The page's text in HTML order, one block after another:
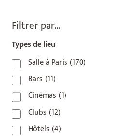
Filtrer par…
Types de lieu
Salle à Paris (170)
Bars (11)
Cinémas (1)
Clubs (12)
Hôtels (4)